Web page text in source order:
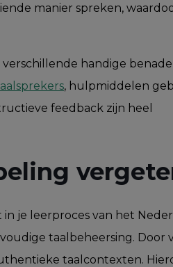
manier spreken,
handige
, hulpmiddelen
feedback zijn heel
je leerproces van het
taalbeheersing. Door
taalcontexten.